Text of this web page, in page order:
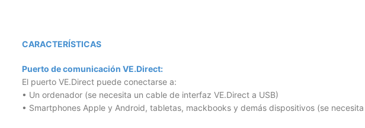
CARACTERÍSTICAS
Puerto de comunicación VE.Direct:
El puerto VE.Direct puede conectarse a:
• Un ordenador (se necesita un cable de interfaz VE.Direct a USB)
• Smartphones Apple y Android, tabletas, mackbooks y demás dispositivos (se